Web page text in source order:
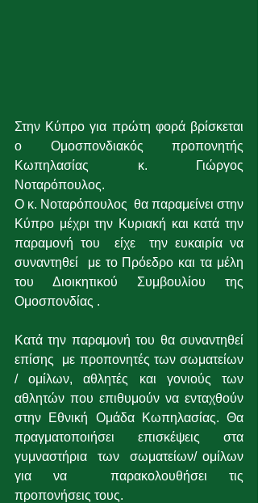
Στην Κύπρο για πρώτη φορά βρίσκεται
ο Ομοσπονδιακός προπονητής
Κωπηλασίας κ. Γιώργος
Νοταρόπουλος.
Ο κ. Νοταρόπουλος  θα παραμείνει στην
Κύπρο μέχρι την Κυριακή και κατά την
παραμονή του  είχε  την ευκαιρία να
συναντηθεί  με το Πρόεδρο και τα μέλη
του Διοικητικού Συμβουλίου της
Ομοσπονδίας .
Κατά την παραμονή του θα συναντηθεί
επίσης  με προπονητές των σωματείων
/ ομίλων, αθλητές και γονιούς των
αθλητών που επιθυμούν να ενταχθούν
στην Εθνική Ομάδα Κωπηλασίας. Θα
πραγματοποιήσει επισκέψεις στα
γυμναστήρια  των  σωματείων/ ομίλων
για να  παρακολουθήσει τις
προπονήσεις τους.